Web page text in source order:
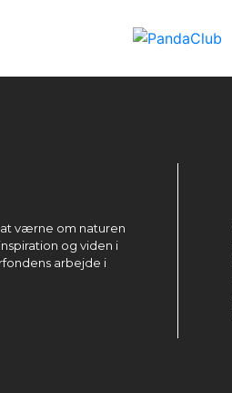
værne om naturen
og viden i
arbejde i